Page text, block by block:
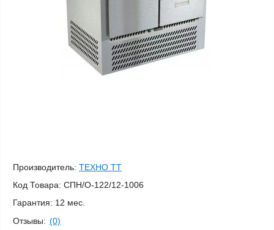
Производитель: ТЕХНО ТТ
Код Товара: СПН/О-122/12-1006
Гарантия: 12 мес.
Отзывы: (0)